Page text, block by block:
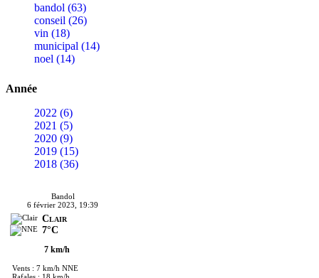
bandol (63)
conseil (26)
vin (18)
municipal (14)
noel (14)
Année
2022 (6)
2021 (5)
2020 (9)
2019 (15)
2018 (36)
Bandol
6 février 2023, 19:39
Clair
7°C
7 km/h
Vents : 7 km/h NNE